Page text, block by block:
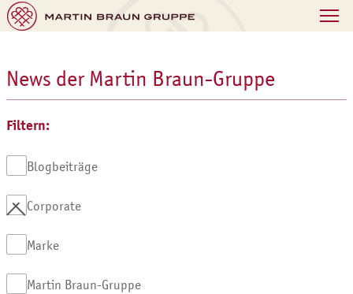
News der Martin Braun-Gruppe
Filtern:
Blogbeiträge
Corporate
Marke
Martin Braun-Gruppe